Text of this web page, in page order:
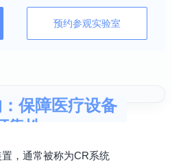
预约参观实验室
保障医疗设备
靠性
，通常被称为CR系统